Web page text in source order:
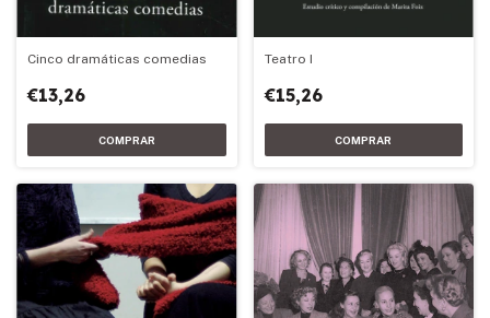
Cinco dramáticas comedias
€13,26
Teatro I
€15,26